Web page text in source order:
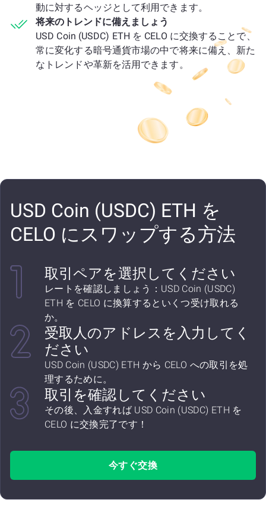
動に対するヘッジとして利用できます。
将来のトレンドに備えましょう
USD Coin (USDC) ETH を CELO に交換することで、
常に変化する暗号通貨市場の中で将来に備え、新た
なトレンドや革新を活用できます。
USD Coin (USDC) ETH を
CELO にスワップする方法
取引ペアを選択してください
レートを確認しましょう：USD Coin (USDC)
ETH を CELO に換算するといくつ受け取れる
か。
受取人のアドレスを入力してく
ださい
USD Coin (USDC) ETH から CELO への取引を処
理するために。
取引を確認してください
その後、入金すれば USD Coin (USDC) ETH を
CELO に交換完了です！
今すぐ交換